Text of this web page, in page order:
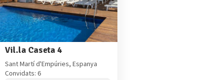
Vil.la Caseta 4
Sant Martí d'Empúries, Espanya
Convidats: 6